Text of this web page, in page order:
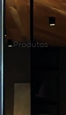
Produtos